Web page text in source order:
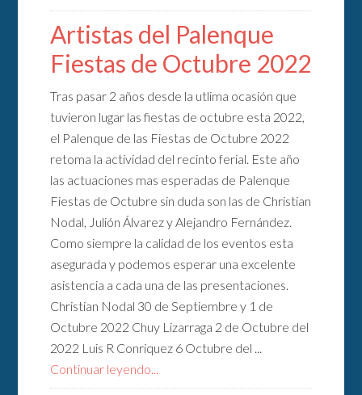
Artistas del Palenque
Fiestas de Octubre 2022
Tras pasar 2 años desde la utlima ocasión que
tuvieron lugar las fiestas de octubre esta 2022,
el Palenque de las Fiestas de Octubre 2022
retoma la actividad del recinto ferial. Este año
las actuaciones mas esperadas de Palenque
Fiestas de Octubre sin duda son las de Christian
Nodal, Julión Álvarez y Alejandro Fernández.
Como siempre la calidad de los eventos esta
asegurada y podemos esperar una excelente
asistencia a cada una de las presentaciones.
Christian Nodal 30 de Septiembre y 1 de
Octubre 2022 Chuy Lizarraga 2 de Octubre del
2022 Luis R Conriquez 6 Octubre del ...
Continuar leyendo...